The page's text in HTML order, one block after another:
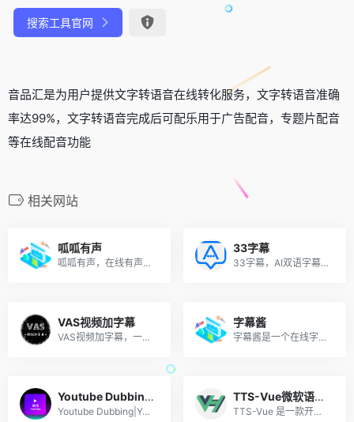
搜索工具官网
音品汇是为用户提供文字转语音在线转化服务，文字转语音准确
率达99%，文字转语音完成后可配乐用于广告配音，专题片配音
等在线配音功能
相关网站
呱呱有声
呱呱有声，在线有声书制作AI配音工具平台，有声制作AI+效率提高10倍+！告别多平台繁琐操作，让创作简单高效！一气呵成，事半功倍！呱呱有声是一个有声制作AI配音平台，可以让您轻松高效地创作有声作品。
33字幕
33字幕，AI双语字幕工具，精准的AI视频字幕识别和字幕翻译软件，把音频、视频转成文本或字幕，并翻译成其他语言。
VAS视频加字幕
VAS视频加字幕，一键生成视频字幕，使用AI提取音频对话内容后翻译、生成字幕文件。
字幕酱
字幕酱是一个在线字幕生成工具，利用 AI 深度学习技术，提供自动字幕生成、字幕翻译、字幕格式转换等功能。
Youtube Dubbing|Youtube中文配音
Youtube Dubbing|Youtube中文配音对youtube的视频做自动翻译，并用中文的声音进行播放，内置了大量提前优化好的视频字幕，使用简单。
TTS-Vue微软语音合成工具
TTS-Vue 是一款开源免费的微软语音合成工具，使用 Electron + Vue + ElementPlus + Vite 构建。